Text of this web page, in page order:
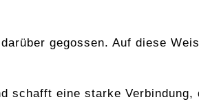
gegossen. Auf diese
schafft eine starke Verbindung,